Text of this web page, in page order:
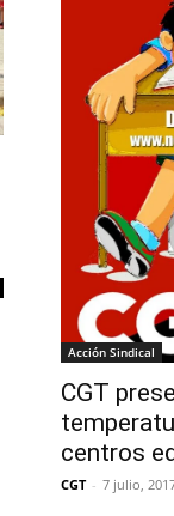
Acción Sindical
CGT
centros
CGT - 7 julio,